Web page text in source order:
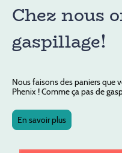
Chez nous
gaspillage!
Nous faisons des paniers que
Phenix ! Comme ça pas de
En savoir plus